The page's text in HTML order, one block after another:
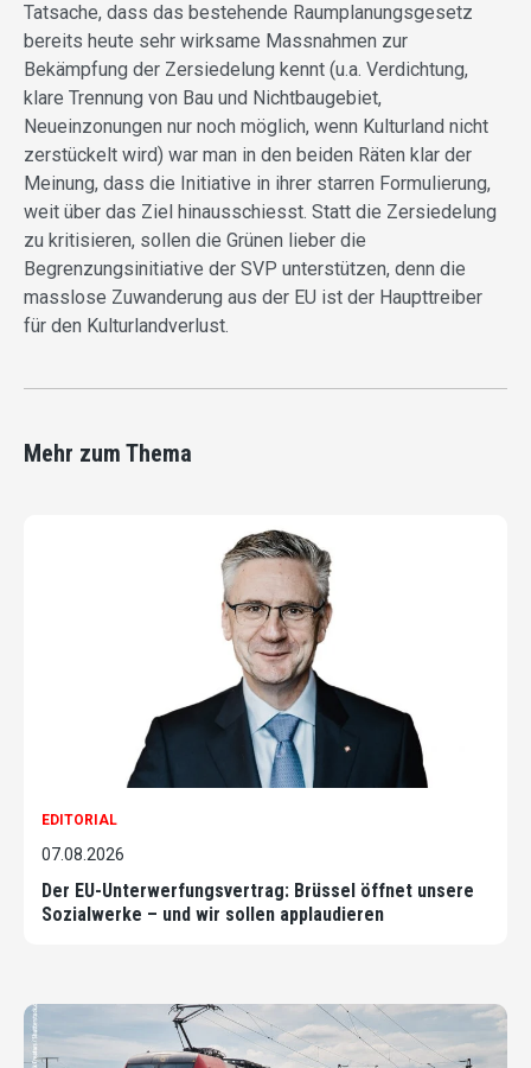
Tatsache, dass das bestehende Raumplanungsgesetz
bereits heute sehr wirksame Massnahmen zur
Bekämpfung der Zersiedelung kennt (u.a. Verdichtung,
klare Trennung von Bau und Nichtbaugebiet,
Neueinzonungen nur noch möglich, wenn Kulturland nicht
zerstückelt wird) war man in den beiden Räten klar der
Meinung, dass die Initiative in ihrer starren Formulierung,
weit über das Ziel hinausschiesst. Statt die Zersiedelung
zu kritisieren, sollen die Grünen lieber die
Begrenzungsinitiative der SVP unterstützen, denn die
masslose Zuwanderung aus der EU ist der Haupttreiber
für den Kulturlandverlust.
Mehr zum Thema
EDITORIAL
07.08.2026
Der EU-Unterwerfungsvertrag: Brüssel öffnet unsere
Sozialwerke – und wir sollen applaudieren